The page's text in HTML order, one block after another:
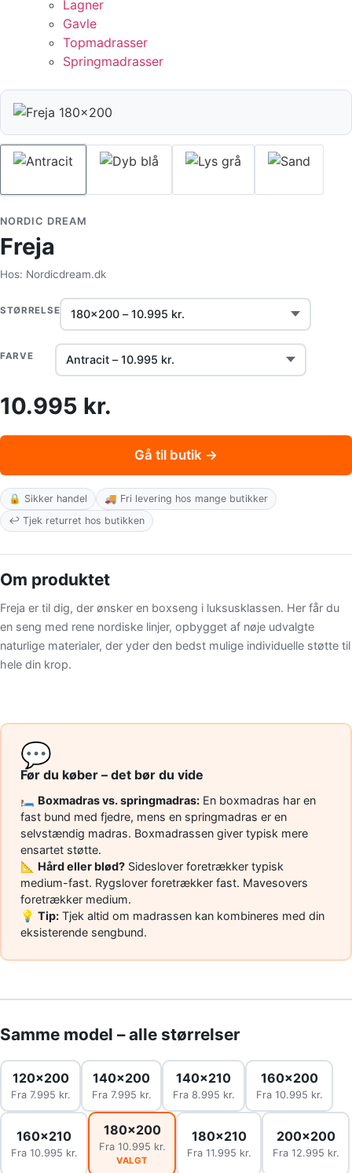
Lagner
Gavle
Topmadrasser
Springmadrasser
NORDIC DREAM
Freja
Hos: Nordicdream.dk
STØRRELSE
FARVE
10.995 kr.
Gå til butik →
🔒 Sikker handel
🚚 Fri levering hos mange butikker
↩️ Tjek returret hos butikken
Om produktet
Freja er til dig, der ønsker en boxseng i luksusklassen. Her får du
en seng med rene nordiske linjer, opbygget af nøje udvalgte
naturlige materialer, der yder den bedst mulige individuelle støtte til
hele din krop.
💬
Før du køber – det bør du vide
🛏️ Boxmadras vs. springmadras:En boxmadras har en
fast bund med fjedre, mens en springmadras er en
selvstændig madras. Boxmadrassen giver typisk mere
ensartet støtte.
📐 Hård eller blød?Sideslover foretrækker typisk
medium-fast. Rygslover foretrækker fast. Mavesovers
foretrækker medium.
💡 Tip:Tjek altid om madrassen kan kombineres med din
eksisterende sengbund.
Samme model – alle størrelser
120x200
Fra 7.995 kr.
140x200
Fra 7.995 kr.
140x210
Fra 8.995 kr.
160x200
Fra 10.995 kr.
160x210
Fra 10.995 kr.
180x200
Fra 10.995 kr.
VALGT
180x210
Fra 11.995 kr.
200x200
Fra 12.995 kr.